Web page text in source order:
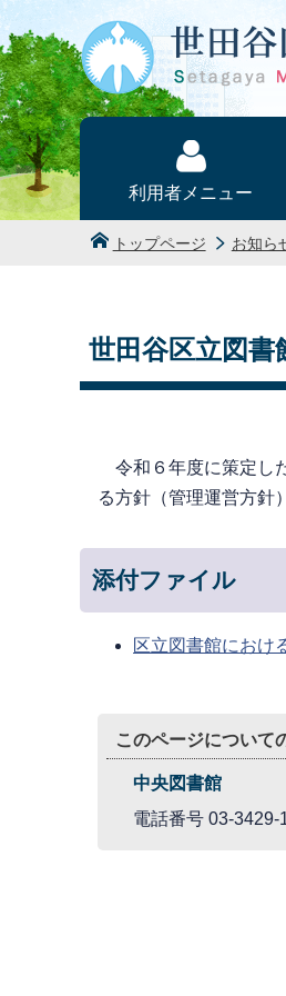
本文へ
利用者メニュー
トップページ お知ら
世田谷区立図書
令和６年度に策定し
る方針（管理運営方針
添付ファイル
区立図書館におけ
このページについて
中央図書館
電話番号 03-